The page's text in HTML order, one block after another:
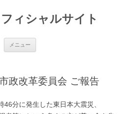
ィシャルサイト
メニュー
へ
ス
キ
プ
政改革委員会 ご報告
分に発生した東日本大震災、